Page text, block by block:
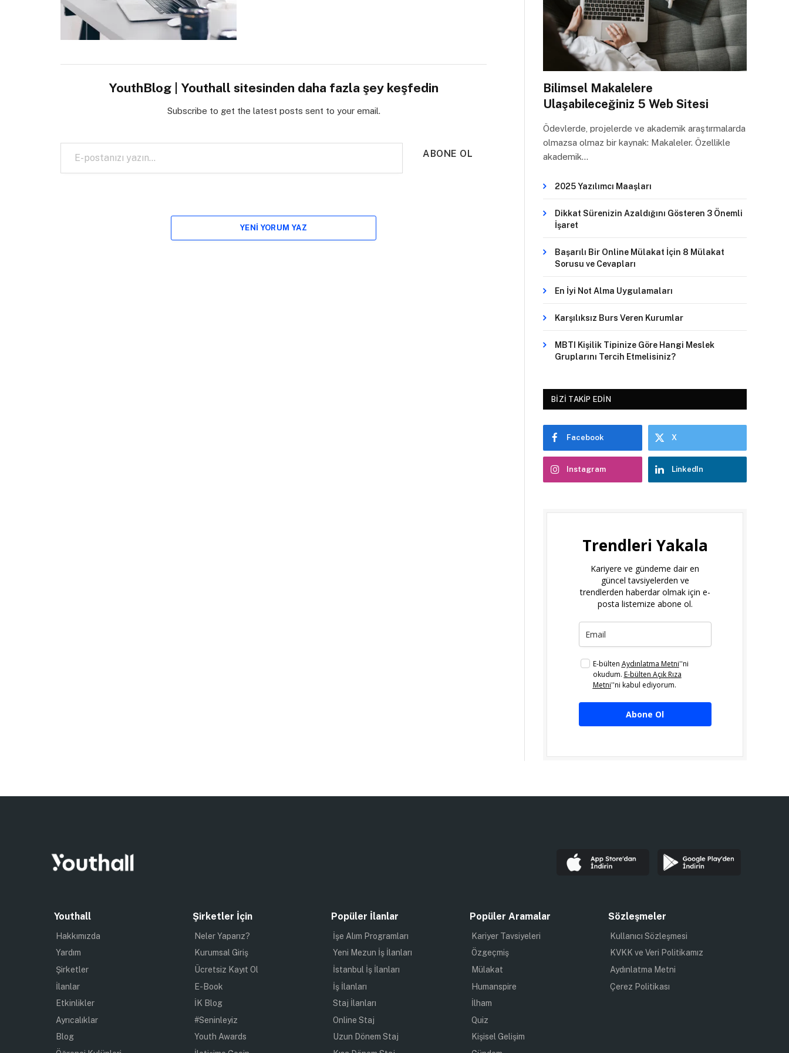
YouthBlog | Youthall sitesinden daha fazla şey keşfedin
Subscribe to get the latest posts sent to your email.
E-postanızı yazın…
ABONE OL
YENI YORUM YAZ
Bilimsel Makalelere
Ulaşabileceğiniz 5 Web Sitesi
Ödevlerde, projelerde ve akademik araştırmalarda
olmazsa olmaz bir kaynak: Makaleler. Özellikle
akademik…
2025 Yazılımcı Maaşları
Dikkat Sürenizin Azaldığını Gösteren 3 Önemli
İşaret
Başarılı Bir Online Mülakat İçin 8 Mülakat
Sorusu ve Cevapları
En İyi Not Alma Uygulamaları
Karşılıksız Burs Veren Kurumlar
MBTI Kişilik Tipinize Göre Hangi Meslek
Gruplarını Tercih Etmelisiniz?
BIZI TAKIP EDIN
Facebook X
Instagram LinkedIn
Trendleri Yakala
Kariyere ve gündeme dair en
güncel tavsiyelerden ve
trendlerden haberdar olmak için e-
posta listemize abone ol.
E-bülten Aydınlatma Metni''ni
okudum. E-bülten Açık Rıza
Metni''ni kabul ediyorum.
Abone Ol
Youthall
Hakkımızda
Yardım
Şirketler
İlanlar
Etkinlikler
Ayrıcalıklar
Blog
Şirketler İçin
Neler Yaparız?
Kurumsal Giriş
Ücretsiz Kayıt Ol
E-Book
İK Blog
#Seninleyiz
Youth Awards
Popüler İlanlar
İşe Alım Programları
Yeni Mezun İş İlanları
İstanbul İş İlanları
İş İlanları
Staj İlanları
Online Staj
Uzun Dönem Staj
Popüler Aramalar
Kariyer Tavsiyeleri
Özgeçmiş
Mülakat
Humanspire
İlham
Quiz
Kişisel Gelişim
Sözleşmeler
Kullanıcı Sözleşmesi
KVKK ve Veri Politikamız
Aydınlatma Metni
Çerez Politikası